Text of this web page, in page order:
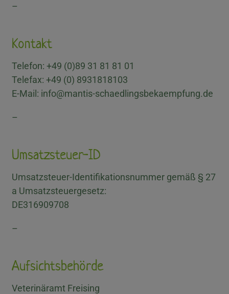
–
Kontakt
Telefon: +49 (0)89 31 81 81 01
Telefax: +49 (0) 8931818103
E-Mail: info@mantis-schaedlingsbekaempfung.de
–
Umsatzsteuer-ID
Umsatzsteuer-Identifikationsnummer gemäß § 27
a Umsatzsteuergesetz:
DE316909708
–
Aufsichtsbehörde
Veterinäramt Freising